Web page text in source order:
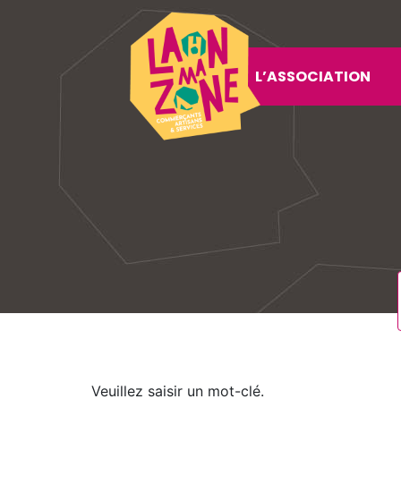
L’ASSOCIATION
Veuillez saisir un mot-clé.